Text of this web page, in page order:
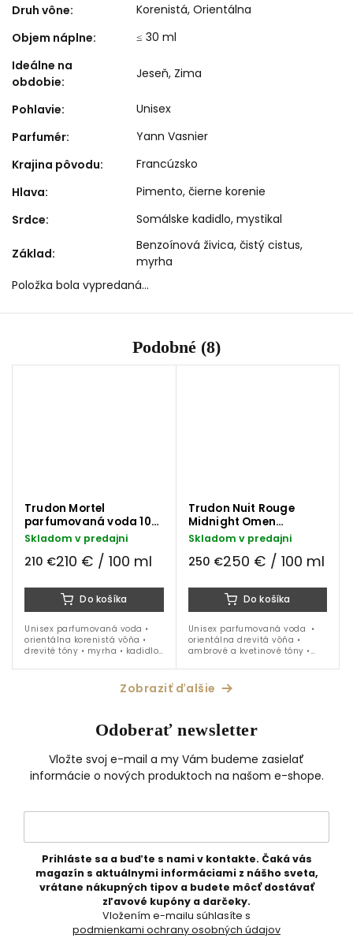
Druh vône: Korenistá, Orientálna
Objem náplne:
≤ 30 ml
Ideálne na
obdobie:
Jeseň, Zima
Pohlavie:
Unisex
Parfumér:
Yann Vasnier
Krajina pôvodu:
Francúzsko
Hlava:
Pimento, čierne korenie
Srdce: Somálske kadidlo, mystikal
Základ:
Benzoínová živica, čistý cistus,
myrha
Položka bola vypredaná…
Podobné (8)
Trudon Mortel
parfumovaná voda 100
ml
Skladom v predajni
210 €210 € / 100 ml
Do košíka
Unisex parfumovaná voda •
orientálna korenistá vôňa •
drevité tóny • myrha • kadidlo
Trudon Nuit Rouge
Midnight Omen
parfumovaná voda 100
Skladom v predajni
250 €250 € / 100 ml
Do košíka
Unisex parfumovaná voda •
orientálna drevitá vôňa •
ambrové a kvetinové tóny •
• fialka • koža • ambrové a
santalové drevo • ideálna na...
Zobraziť ďalšie
Odoberať newsletter
Vložte svoj e-mail a my Vám budeme zasielať
informácie o nových produktoch na našom e-shope.
Prihláste sa a buďte s nami v kontakte. Čaká vás
magazín s aktuálnymi informáciami z nášho sveta,
vrátane nákupných tipov a budete môcť dostávať
zľavové kupóny a darčeky.
podmienkami ochrany osobných údajov